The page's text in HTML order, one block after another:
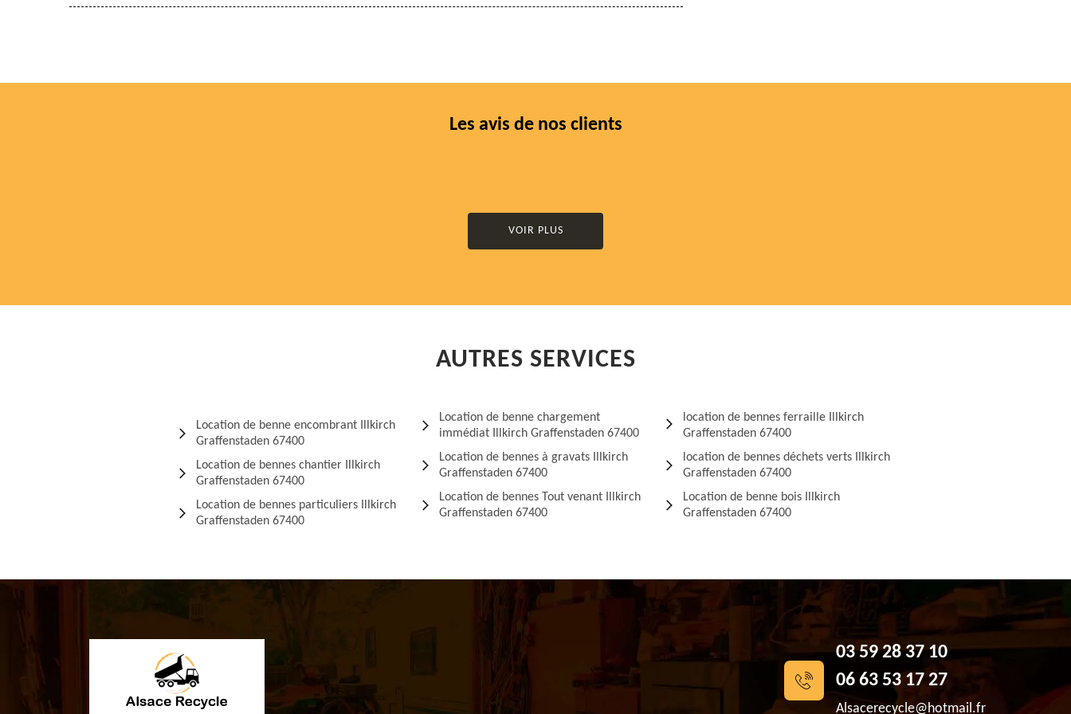
Les avis de nos clients
VOIR PLUS
AUTRES SERVICES
Location de benne encombrant Illkirch
Graffenstaden 67400
Location de bennes chantier Illkirch
Graffenstaden 67400
Location de bennes particuliers Illkirch
Graffenstaden 67400
Location de benne chargement
immédiat Illkirch Graffenstaden 67400
Location de bennes à gravats Illkirch
Graffenstaden 67400
Location de bennes Tout venant Illkirch
Graffenstaden 67400
location de bennes ferraille Illkirch
Graffenstaden 67400
location de bennes déchets verts Illkirch
Graffenstaden 67400
Location de benne bois Illkirch
Graffenstaden 67400
03 59 28 37 10
06 63 53 17 27
Alsacerecycle@hotmail.fr